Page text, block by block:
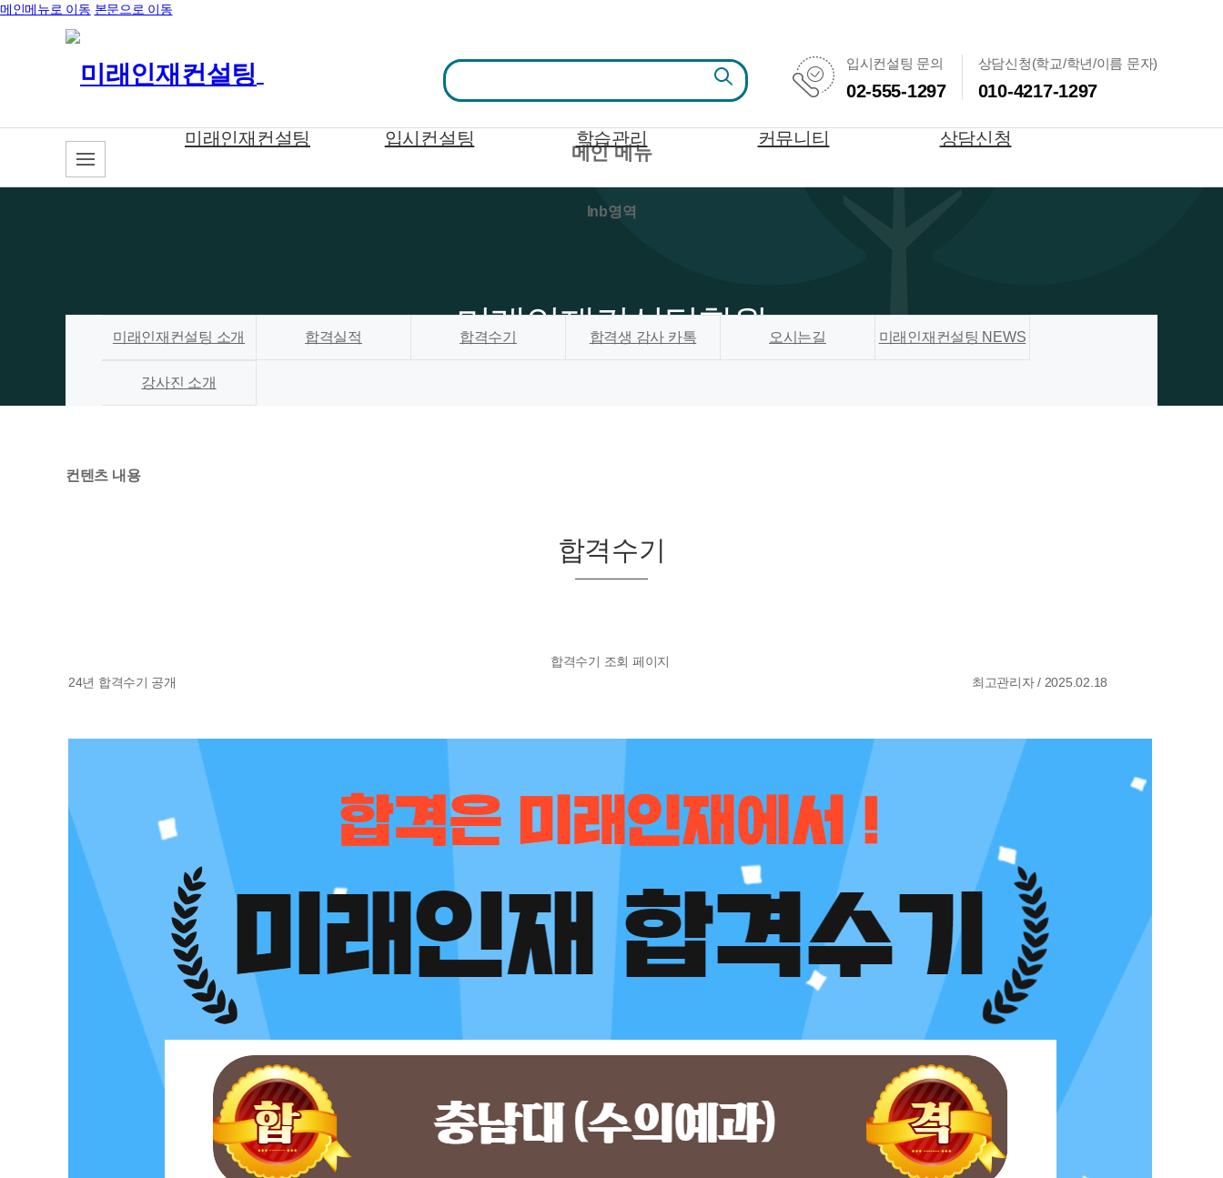
메인메뉴로 이동 본문으로 이동
입시컨설팅 문의
02-555-1297
상담신청(학교/학년/이름 문자)
010-4217-1297
메인 메뉴
lnb영역
미래인재컨설팅학원
미래인재컨설팅 소개 합격실적 합격수기 합격생 감사 카톡 오시는길 미래인재컨설팅 NEWS
강사진 소개
컨텐츠 내용
합격수기
합격수기 조회 페이지
24년 합격수기 공개
최고관리자 / 2025.02.18
미래인재컨설팅 입시컨설팅 학습관리 커뮤니티 상담신청